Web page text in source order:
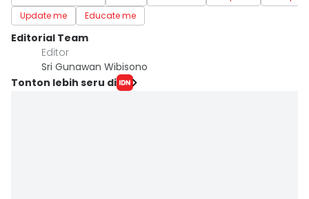
Update me
Educate me
Editorial Team
Editor
Sri Gunawan Wibisono
Tonton lebih seru di